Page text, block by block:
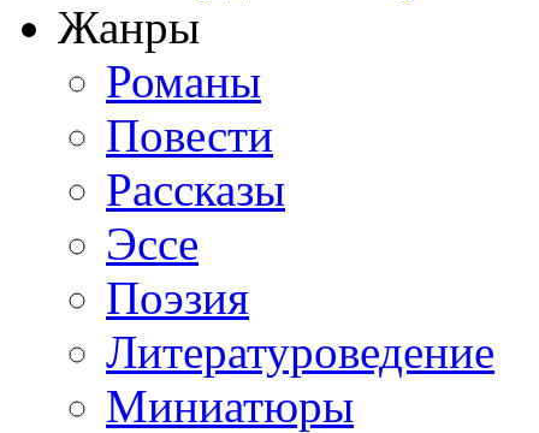
Жанры
Романы
Повести
Рассказы
Эссе
Поэзия
Литературоведение
Миниатюры